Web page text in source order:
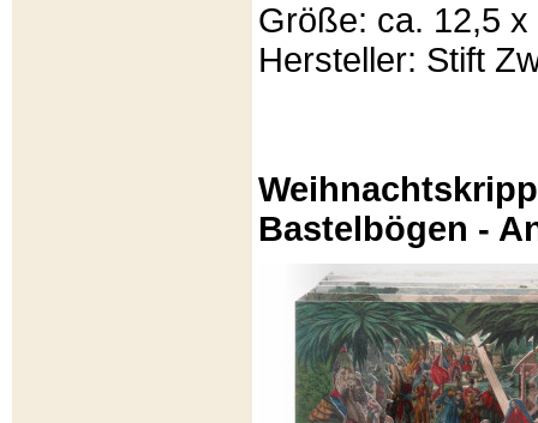
Größe: ca. 12,5 x
Hersteller: Stift
Bastelbögen -